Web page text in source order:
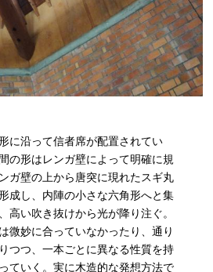
に沿って信者席が配置されてい
の形はレンガ壁によって明確に規
ガ壁の上から唐突に現れたスギ丸
成し、内陣の小さな六角形へと集
い吹き抜けから光が降り注ぐ。
微妙に合っていなかったり、通り
つつ、一本ごとに異なる性質を持
ていく。実に木造的な発想方法で